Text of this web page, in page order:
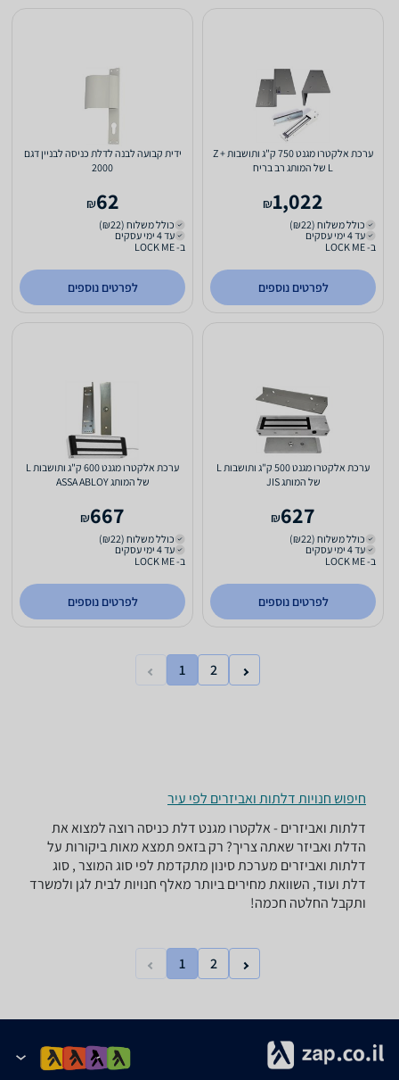
ערכת אלקטרו מגנט 750 ק"ג ותושבות Z +
L של המותג רב בריח
1,022
₪
כולל משלוח (₪22)
עד 4 ימי עסקים
ב- LOCK ME
לפרטים נוספים
ידית קבועה לבנה לדלת כניסה לבניין דגם
2000
62
₪
כולל משלוח (₪22)
עד 4 ימי עסקים
ב- LOCK ME
לפרטים נוספים
ערכת אלקטרו מגנט 500 ק"ג ותושבות L
של המותג JIS
627
₪
כולל משלוח (₪22)
עד 4 ימי עסקים
ב- LOCK ME
לפרטים נוספים
ערכת אלקטרו מגנט 600 ק"ג ותושבות L
של המותג ASSA ABLOY
667
₪
כולל משלוח (₪22)
עד 4 ימי עסקים
ב- LOCK ME
לפרטים נוספים
1 2
חיפוש חנויות דלתות ואביזרים לפי עיר
דלתות ואביזרים - ‏אלקטרו מגנט ‏דלת כניסה רוצה למצוא את
הדלת ואביזר שאתה צריך? רק בזאפ תמצא מאות ביקורות על
דלתות ואביזרים מערכת סינון מתקדמת לפי סוג המוצר , סוג
דלת ועוד, השוואת מחירים ביותר מאלף חנויות לבית לגן ולמשרד
ותקבל החלטה חכמה!
1 2